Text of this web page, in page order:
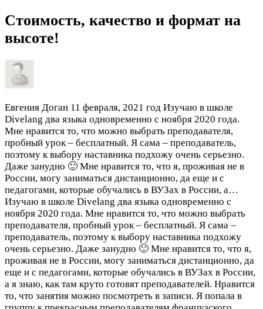
Стоимость, качество и формат на
высоте!
Евгения Доган 11 февраля, 2021 год Изучаю в школе
Divelang два языка одновременно с ноября 2020 года.
Мне нравится то, что можно выбрать преподавателя,
пробный урок – бесплатный. Я сама – преподаватель,
поэтому к выбору наставника подхожу очень серьезно.
Даже занудно 🙂 Мне нравится то, что я, проживая не в
России, могу заниматься дистанционно, да еще и с
педагогами, которые обучались в ВУЗах в России, а…
Изучаю в школе Divelang два языка одновременно с
ноября 2020 года. Мне нравится то, что можно выбрать
преподавателя, пробный урок – бесплатный. Я сама –
преподаватель, поэтому к выбору наставника подхожу
очень серьезно. Даже занудно 🙂 Мне нравится то, что я,
проживая не в России, могу заниматься дистанционно, да
еще и с педагогами, которые обучались в ВУЗах в России,
а я знаю, как там круто готовят преподавателей. Нравится
то, что занятия можно посмотреть в записи. Я попала в